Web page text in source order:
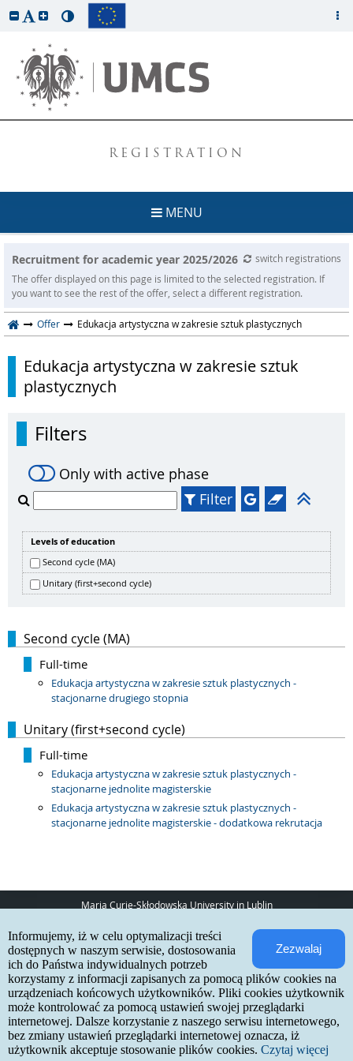
REGISTRATION
MENU
Recruitment for academic year 2025/2026
switch registrations
The offer displayed on this page is limited to the selected registration. If
you want to see the rest of the offer, select a different registration.
Offer Edukacja artystyczna w zakresie sztuk plastycznych
Edukacja artystyczna w zakresie sztuk
plastycznych
Filters
Only with active phase
Filter
Levels of education
Second cycle (MA)
Unitary (first+second cycle)
Second cycle (MA)
Full-time
Edukacja artystyczna w zakresie sztuk plastycznych -
stacjonarne drugiego stopnia
Unitary (first+second cycle)
Full-time
Edukacja artystyczna w zakresie sztuk plastycznych -
stacjonarne jednolite magisterskie
Edukacja artystyczna w zakresie sztuk plastycznych -
stacjonarne jednolite magisterskie - dodatkowa rekrutacja
Maria Curie-Skłodowska University in Lublin
20-031 Lublin
www: http://umcs.pl
Internetowa Rekrutacja Kandydatów
IRK 1.21.3 (6bf78478) :: 2026-06-17
site map
accessibility declaration
contact
Zezwalaj
Informujemy, iż w celu optymalizacji treści
dostępnych w naszym serwisie, dostosowania
ich do Państwa indywidualnych potrzeb
korzystamy z informacji zapisanych za pomocą plików cookies na
urządzeniach końcowych użytkowników. Pliki cookies użytkownik
może kontrolować za pomocą ustawień swojej przeglądarki
internetowej. Dalsze korzystanie z naszego serwisu internetowego,
bez zmiany ustawień przeglądarki internetowej oznacza, iż
użytkownik akceptuje stosowanie plików cookies. Czytaj więcej